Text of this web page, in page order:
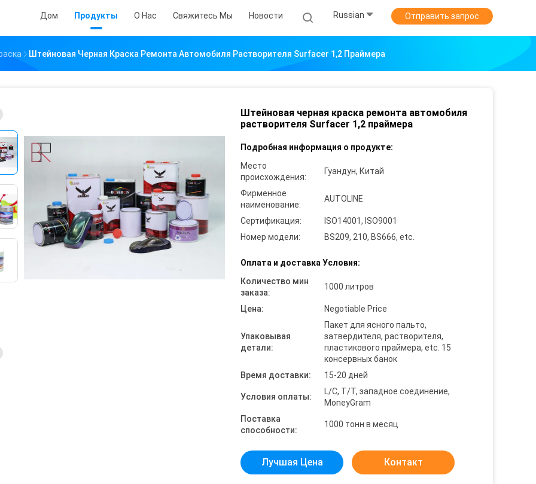
Дом Продукты О Нас Свяжитесь Мы Новости Russian Отправить запрос
Штейновая Черная Краска Ремонта Автомобиля Растворителя Surfacer 1,2 Праймера
Штейновая черная краска ремонта автомобиля
растворителя Surfacer 1,2 праймера
Подробная информация о продукте:
Место
происхождения:
Гуандун, Китай
Фирменное
наименование:
AUTOLINE
Сертификация:
ISO14001, ISO9001
Номер модели:
BS209, 210, BS666, etc.
Оплата и доставка Условия:
Количество мин
заказа:
1000 литров
Цена: Negotiable Price
Упаковывая
детали:
Пакет для ясного пальто,
затвердителя, растворителя,
пластикового праймера, etc. 15
консервных банок
Время доставки:
15-20 дней
Условия оплаты:
L/C, T/T, западное соединение,
MoneyGram
Поставка
способности:
1000 тонн в месяц
Лучшая Цена Контакт